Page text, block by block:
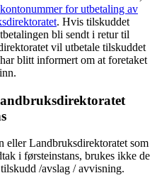
for utbetaling av
. Hvis tilskuddet
bli sendt i retur til
vil utbetale tilskuddet
blitt informert om at foretaket
eller Landbruksdirektoratet som
i førsteinstans, brukes ikke de
/avslag / avvisning.